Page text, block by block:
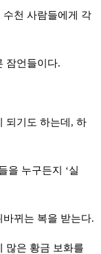
천 사람들에게 각
잠언들이다.
되기도 하는데, 하
을 누구든지 ‘실
뀌는 복을 받는다.
많은 황금 보화를